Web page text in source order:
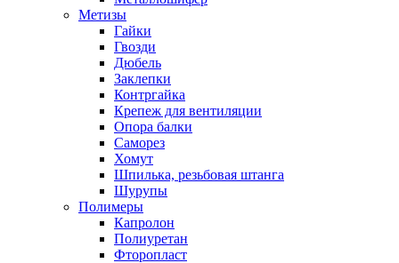
Метизы
Гайки
Гвозди
Дюбель
Заклепки
Контргайка
Крепеж для вентиляции
Опора балки
Саморез
Хомут
Шпилька, резьбовая штанга
Шурупы
Полимеры
Капролон
Полиуретан
Фторопласт